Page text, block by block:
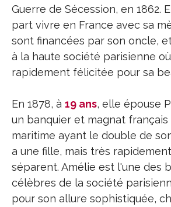
Guerre de Sécession, en 1862.
part vivre en France avec sa
sont financées par son oncle,
à la haute société parisienne
rapidement félicitée pour sa
En 1878, à 19 ans, elle épouse
un banquier et magnat
maritime ayant le double de
a une fille, mais très
séparent. Amélie est l'une des
célèbres de la société
pour son allure sophistiquée,